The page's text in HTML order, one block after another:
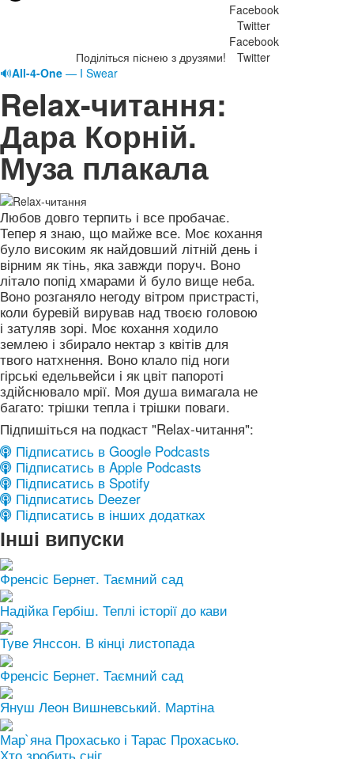
Поділіться піснею з друзями!
Facebook
Twitter
Facebook
Twitter
🔊All-4-One — I Swear
Relax-читання:
Дара Корній.
Муза плакала
Любов довго терпить і все пробачає.
Тепер я знаю, що майже все. Моє кохання
було високим як найдовший літній день і
вірним як тінь, яка завжди поруч. Воно
літало попід хмарами й було вище неба.
Воно розганяло негоду вітром пристрасті,
коли буревій вирував над твоєю головою
і затуляв зорі. Моє кохання ходило
землею і збирало нектар з квітів для
твого натхнення. Воно клало під ноги
гірські едельвейси і як цвіт папороті
здійснювало мрії. Моя душа вимагала не
багато: трішки тепла і трішки поваги.
Підпишіться на подкаст "Relax-читання":
Підписатись в Google Podcasts
Підписатись в Apple Podcasts
Підписатись в Spotify
Підписатись Deezer
Підписатись в інших додатках
Інші випуски
Френсіс Бернет. Таємний сад
Надійка Гербіш. Теплі історії до кави
Туве Янссон. В кінці листопада
Френсіс Бернет. Таємний сад
Януш Леон Вишневський. Мартіна
Мар`яна Прохасько і Тарас Прохасько.
Хто зробить сніг